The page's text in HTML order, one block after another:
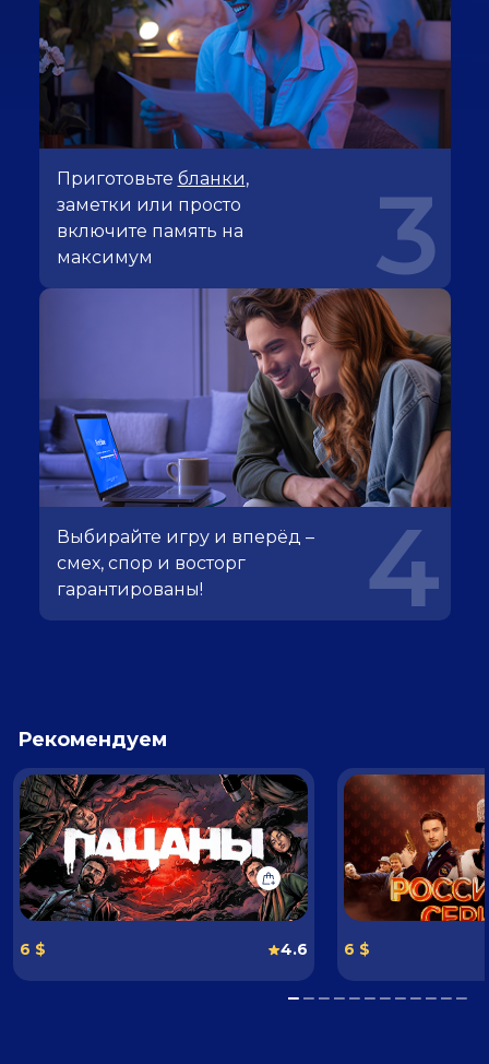
Приготовьте бланки,
заметки или просто
включите память на
максимум
3
Выбирайте игру и вперёд –
смех, спор и восторг
гарантированы!
4
Рекомендуем
6 $ 4.6 6 $